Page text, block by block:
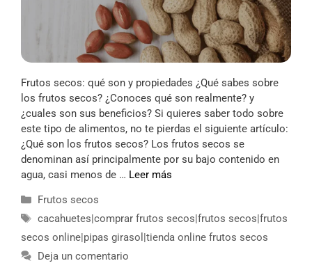
Frutos secos: qué son y propiedades ¿Qué sabes sobre
los frutos secos? ¿Conoces qué son realmente? y
¿cuales son sus beneficios? Si quieres saber todo sobre
este tipo de alimentos, no te pierdas el siguiente artículo:
¿Qué son los frutos secos? Los frutos secos se
denominan así principalmente por su bajo contenido en
agua, casi menos de … Leer más
Frutos secos
cacahuetes|comprar frutos secos|frutos secos|frutos
secos online|pipas girasol|tienda online frutos secos
Deja un comentario